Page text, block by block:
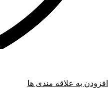
افزودن به علاقه مندی ها